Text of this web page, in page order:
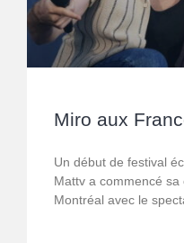
Miro aux
Un début de festival
Mattv a commencé
Montréal avec le